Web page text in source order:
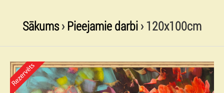
Sākums› Pieejamie darbi› 120x100cm